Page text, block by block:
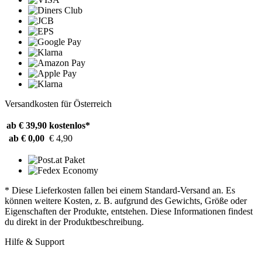
Versandkosten für Österreich
ab € 39,90 kostenlos*
ab € 0,00 € 4,90
* Diese Lieferkosten fallen bei einem Standard-Versand an. Es
können weitere Kosten, z. B. aufgrund des Gewichts, Größe oder
Eigenschaften der Produkte, entstehen. Diese Informationen findest
du direkt in der Produktbeschreibung.
Hilfe & Support